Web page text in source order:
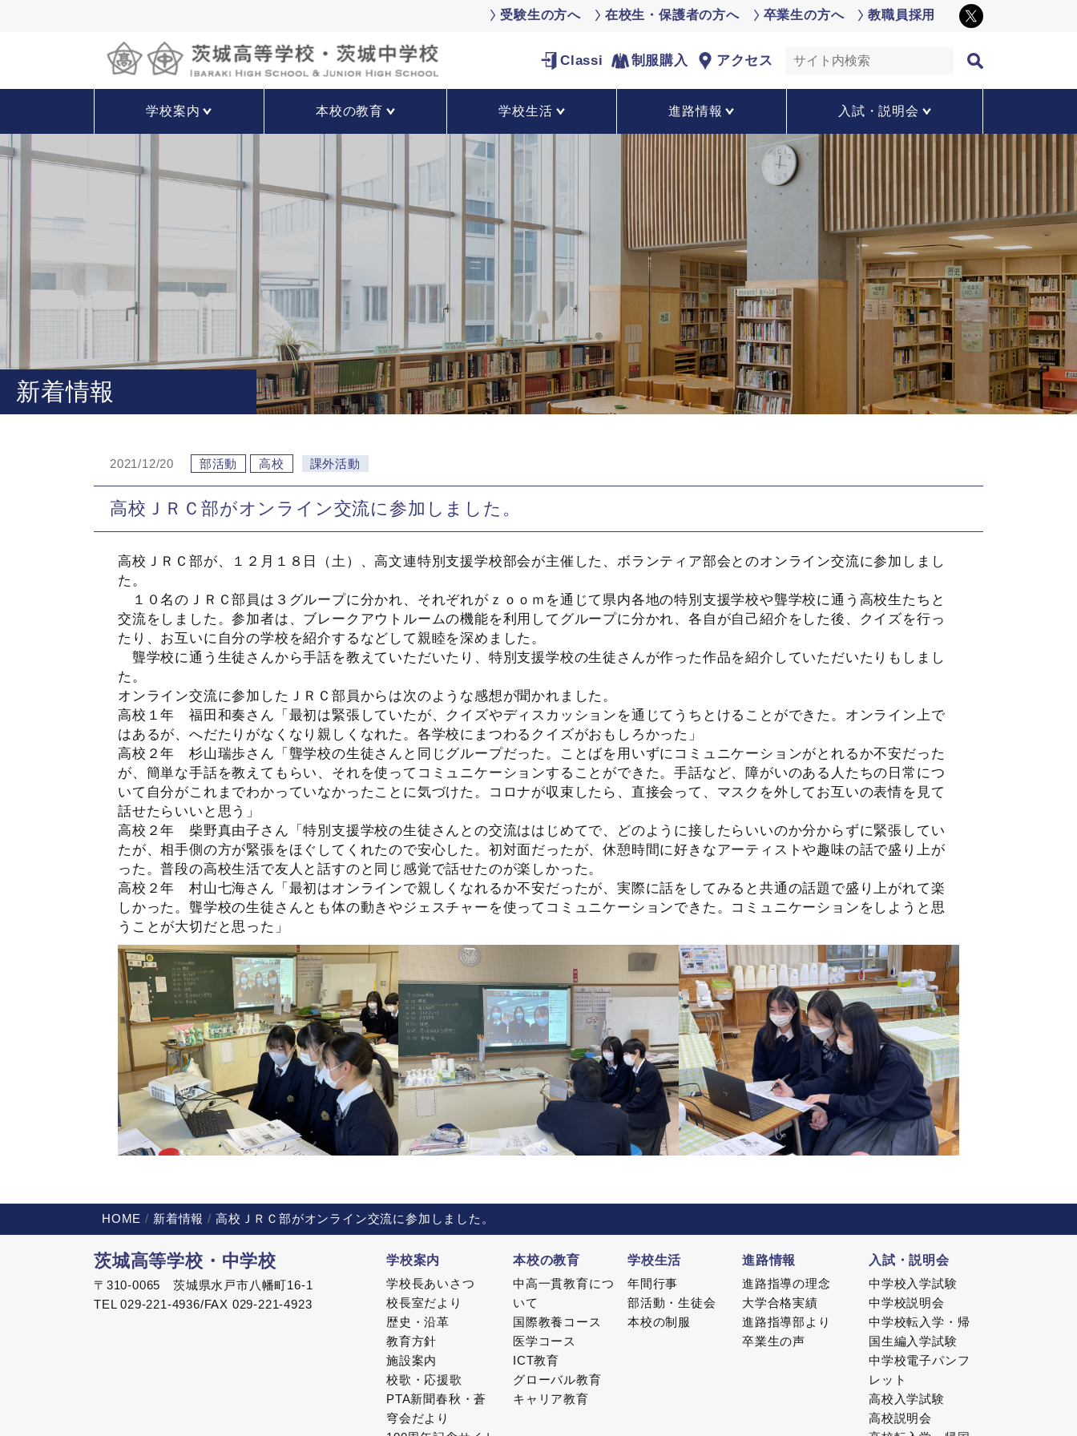
受験生の方へ 在校生・保護者の方へ 卒業生の方へ 教職員採用
Classi 制服購入 アクセス
学校案内 本校の教育 学校生活 進路情報 入試・説明会
新着情報
2021/12/20 部活動 高校 課外活動
高校ＪＲＣ部がオンライン交流に参加しました。
高校ＪＲＣ部が、１２月１８日（土）、高文連特別支援学校部会が主催した、ボランティア部会とのオンライン交流に参加しまし
た。
１０名のＪＲＣ部員は３グループに分かれ、それぞれがｚｏｏｍを通じて県内各地の特別支援学校や聾学校に通う高校生たちと
交流をしました。参加者は、ブレークアウトルームの機能を利用してグループに分かれ、各自が自己紹介をした後、クイズを行っ
たり、お互いに自分の学校を紹介するなどして親睦を深めました。
聾学校に通う生徒さんから手話を教えていただいたり、特別支援学校の生徒さんが作った作品を紹介していただいたりもしまし
た。
オンライン交流に参加したＪＲＣ部員からは次のような感想が聞かれました。
高校１年 福田和奏さん「最初は緊張していたが、クイズやディスカッションを通じてうちとけることができた。オンライン上で
はあるが、へだたりがなくなり親しくなれた。各学校にまつわるクイズがおもしろかった」
高校２年 杉山瑞歩さん「聾学校の生徒さんと同じグループだった。ことばを用いずにコミュニケーションがとれるか不安だった
が、簡単な手話を教えてもらい、それを使ってコミュニケーションすることができた。手話など、障がいのある人たちの日常につ
いて自分がこれまでわかっていなかったことに気づけた。コロナが収束したら、直接会って、マスクを外してお互いの表情を見て
話せたらいいと思う」
高校２年 柴野真由子さん「特別支援学校の生徒さんとの交流ははじめてで、どのように接したらいいのか分からずに緊張してい
たが、相手側の方が緊張をほぐしてくれたので安心した。初対面だったが、休憩時間に好きなアーティストや趣味の話で盛り上が
った。普段の高校生活で友人と話すのと同じ感覚で話せたのが楽しかった。
高校２年 村山七海さん「最初はオンラインで親しくなれるか不安だったが、実際に話をしてみると共通の話題で盛り上がれて楽
しかった。聾学校の生徒さんとも体の動きやジェスチャーを使ってコミュニケーションできた。コミュニケーションをしようと思
うことが大切だと思った」
HOME 新着情報 高校ＪＲＣ部がオンライン交流に参加しました。
茨城高等学校・中学校
〒310-0065 茨城県水戸市八幡町16-1
TEL 029-221-4936/FAX 029-221-4923
学校案内
学校長あいさつ
校長室だより
歴史・沿革
教育方針
施設案内
校歌・応援歌
PTA新聞春秋・蒼
穹会だより
本校の教育
中高一貫教育につ
いて
国際教養コース
医学コース
ICT教育
グローバル教育
キャリア教育
学校生活
年間行事
部活動・生徒会
本校の制服
進路情報
進路指導の理念
大学合格実績
進路指導部より
卒業生の声
入試・説明会
中学校入学試験
中学校説明会
中学校転入学・帰
国生編入学試験
中学校電子パンフ
レット
高校入学試験
高校説明会